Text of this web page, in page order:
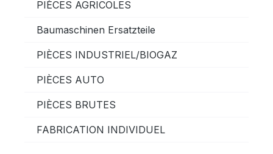
PIÈCES AGRICOLES
Baumaschinen Ersatzteile
PIÈCES INDUSTRIEL/BIOGAZ
PIÈCES AUTO
PIÈCES BRUTES
FABRICATION INDIVIDUEL